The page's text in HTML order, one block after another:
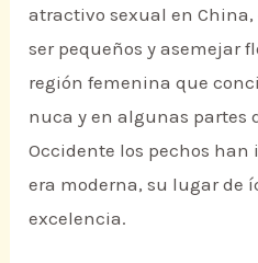
atractivo sexual en
ser pequeños y asemejar
región femenina que
nuca y en algunas partes
Occidente los pechos han
era moderna, su lugar de
excelencia.